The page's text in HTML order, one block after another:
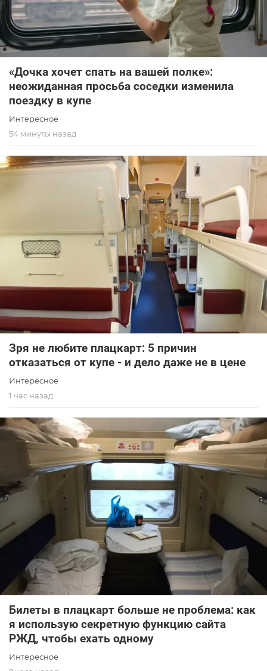
«Дочка хочет спать на вашей полке»:
неожиданная просьба соседки изменила
поездку в купе
Интересное
54 минуты назад
Зря не любите плацкарт: 5 причин
отказаться от купе - и дело даже не в цене
Интересное
1 час назад
Билеты в плацкарт больше не проблема: как
я использую секретную функцию сайта
РЖД, чтобы ехать одному
Интересное